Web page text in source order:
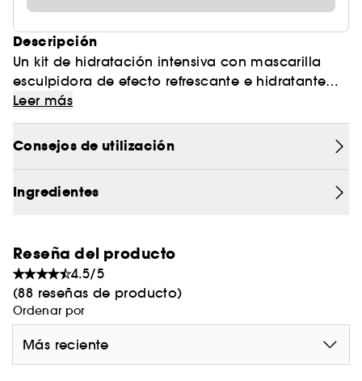
Descripción
Un kit de hidratación intensiva con mascarilla
esculpidora de efecto refrescante e hidratante
que estimula la absorción de la ampolla de
ácido hialurónico.
Súper ingredientes:
formando una barrera de agua.
- Complejo prebiótico: Aporta energía al
microbioma cutáneo para mejorar activamente
el estado de la piel.
Leer más
Consejos de utilización
Ingredientes
Reseña del producto
4.5/5
(88 reseñas de producto)
Ordenar por
Más reciente